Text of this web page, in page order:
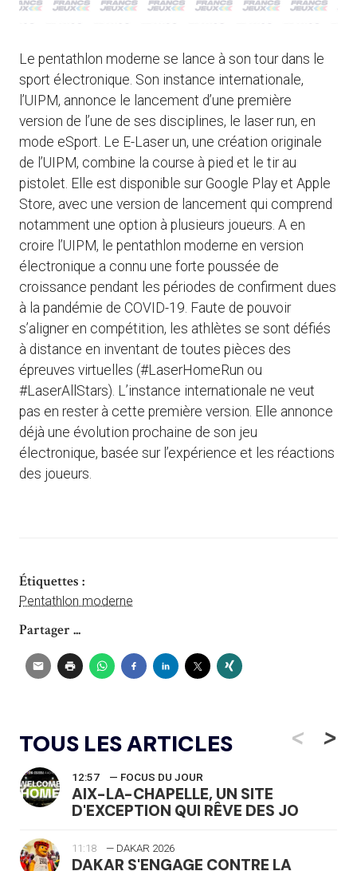
Le pentathlon moderne se lance à son tour dans le
sport électronique. Son instance internationale,
l’UIPM, annonce le lancement d’une première
version de l’une de ses disciplines, le laser run, en
mode eSport. Le E-Laser un, une création originale
de l’UIPM, combine la course à pied et le tir au
pistolet. Elle est disponible sur Google Play et Apple
Store, avec une version de lancement qui comprend
notamment une option à plusieurs joueurs. A en
croire l’UIPM, le pentathlon moderne en version
électronique a connu une forte poussée de
croissance pendant les périodes de confirment dues
à la pandémie de COVID-19. Faute de pouvoir
s’aligner en compétition, les athlètes se sont défiés
à distance en inventant de toutes pièces des
épreuves virtuelles (#LaserHomeRun ou
#LaserAllStars). L’instance internationale ne veut
pas en rester à cette première version. Elle annonce
déjà une évolution prochaine de son jeu
électronique, basée sur l’expérience et les réactions
des joueurs.
Étiquettes :
Pentathlon moderne
Partager ...
TOUS LES ARTICLES <
12:57 — FOCUS DU JOUR
AIX-LA-CHAPELLE, UN SITE
D'EXCEPTION QUI RÊVE DES JO
11:18 — DAKAR 2026
DAKAR S'ENGAGE CONTRE LA
>